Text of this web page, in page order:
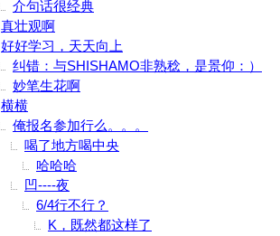
介句话很经典
真壮观啊
好好学习，天天向上
纠错：与SHISHAMO非熟稔，是景仰：）
妙笔生花啊
横横
俺报名参加行么。。。
喝了地方喝中央
哈哈哈
凹----夜
6/4行不行？
K，既然都这样了